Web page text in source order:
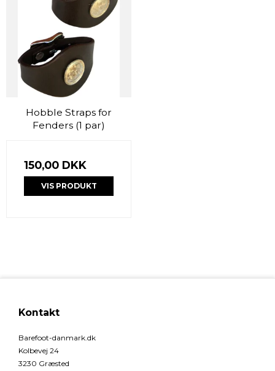
Hobble Straps for
Fenders (1 par)
150,00 DKK
VIS PRODUKT
Kontakt
Barefoot-danmark.dk
Kolbevej 24
3230 Græsted